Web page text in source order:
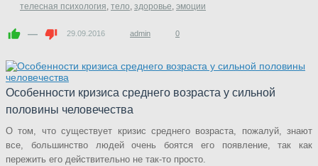
телесная психология, тело, здоровье, эмоции
— 29.09.2016 admin 0
Особенности кризиса среднего возраста у сильной
половины человечества
О том, что существует кризис среднего возраста, пожалуй, знают
все, большинство людей очень боятся его появление, так как
пережить его действительно не так-то просто.